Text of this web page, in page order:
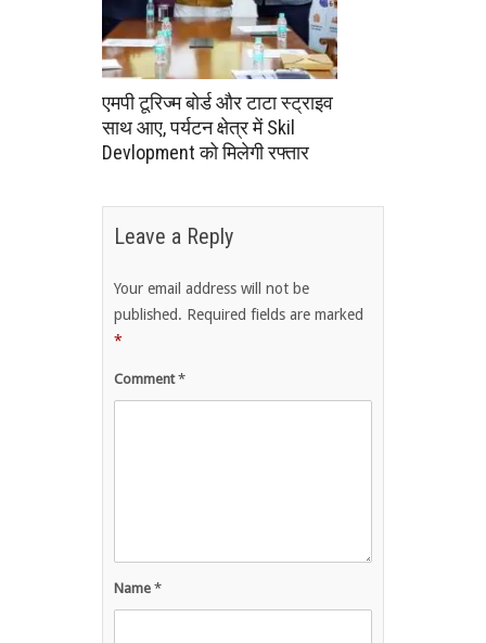
एमपी टूरिज्म बोर्ड और टाटा स्ट्राइव
साथ आए, पर्यटन क्षेत्र में Skil
Devlopment को मिलेगी रफ्तार
Leave a Reply
Your email address will not be
published. Required fields are marked
*
Comment*
Name *